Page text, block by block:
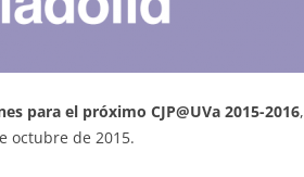
para el próximo CJP@UVa 2015-2016,
octubre de 2015.